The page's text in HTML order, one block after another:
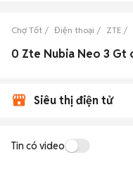
Chợ Tốt Điện thoại ZTE
Siêu thị điện tử
Tin có video